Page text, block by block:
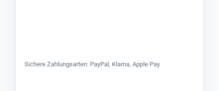
Sichere Zahlungsarten: PayPal, Klarna, Apple Pay